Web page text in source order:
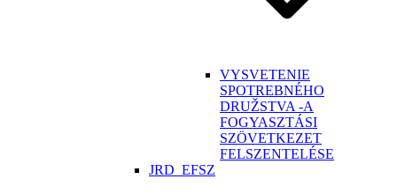
VYSVETENIE
SPOTREBNÉHO
DRUŽSTVA -A
FOGYASZTÁSI
SZÖVETKEZET
FELSZENTELÉSE
JRD_EFSZ